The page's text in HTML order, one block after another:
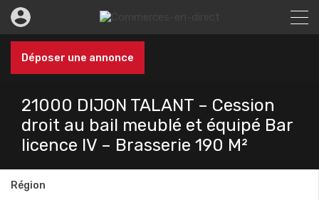
Déposer une annonce
21000 DIJON TALANT – Cession
droit au bail meublé et équipé Bar
licence IV – Brasserie 190 M²
Région